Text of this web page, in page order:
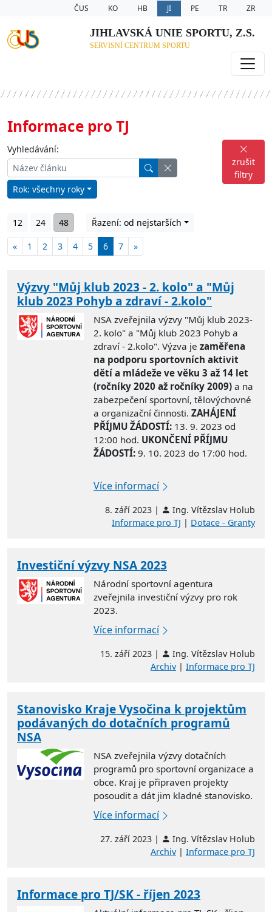
ČUS KO HB JI PE TR ZR
JIHLAVSKÁ UNIE SPORTU, Z.S.
SERVISNÍ CENTRUM SPORTU
Informace pro TJ
Vyhledávání:
Rok: všechny roky
zrušit
filtry
12 24 48 Řazení: od nejstarších
« 1 2 3 4 5 6 7 »
Výzvy "Můj klub 2023 - 2. kolo" a "Můj
klub 2023 Pohyb a zdraví - 2.kolo"
NSA zveřejnila výzvy "Můj klub 2023-
2. kolo" a "Můj klub 2023 Pohyb a
zdraví - 2.kolo". Výzva je zaměřena
na podporu sportovních aktivit
dětí a mládeže ve věku 3 až 14 let
(ročníky 2020 až ročníky 2009) a na
zabezpečení sportovní, tělovýchovné
a organizační činnosti. ZAHÁJENÍ
PŘÍJMU ŽÁDOSTÍ: 13. 9. 2023 od
12:00 hod. UKONČENÍ PŘÍJMU
ŽÁDOSTÍ: 9. 10. 2023 do 17:00 hod.
Více informací
8. září 2023 |
Ing. Vítězslav Holub
Informace pro TJ | Dotace - Granty
Investiční výzvy NSA 2023
Národní sportovní agentura
zveřejnila investiční výzvy pro rok
2023.
Více informací
15. září 2023 |
Ing. Vítězslav Holub
Archiv| Informace pro TJ
Stanovisko Kraje Vysočina k projektům
podávaných do dotačních programů
NSA
NSA zveřejnila výzvy dotačních
programů pro sportovní organizace a
obce. Kraj je připraven projekty
posoudit a dát jim kladné stanovisko.
Více informací
27. září 2023 |
Ing. Vítězslav Holub
Archiv| Informace pro TJ
Informace pro TJ/SK - říjen 2023